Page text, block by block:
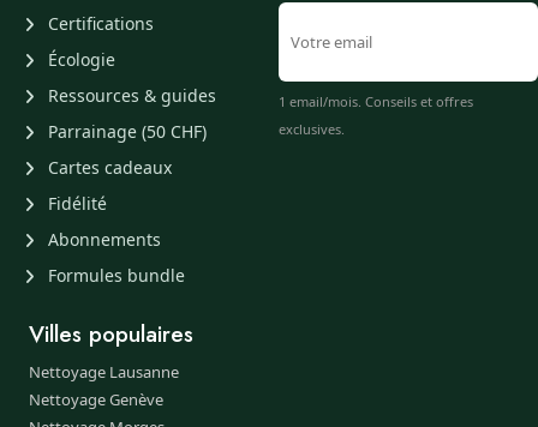
Certifications
Écologie
Ressources & guides
Parrainage (50 CHF)
Cartes cadeaux
Fidélité
Abonnements
Formules bundle
1 email/mois. Conseils et offres
exclusives.
Villes populaires
Nettoyage Lausanne
Nettoyage Genève